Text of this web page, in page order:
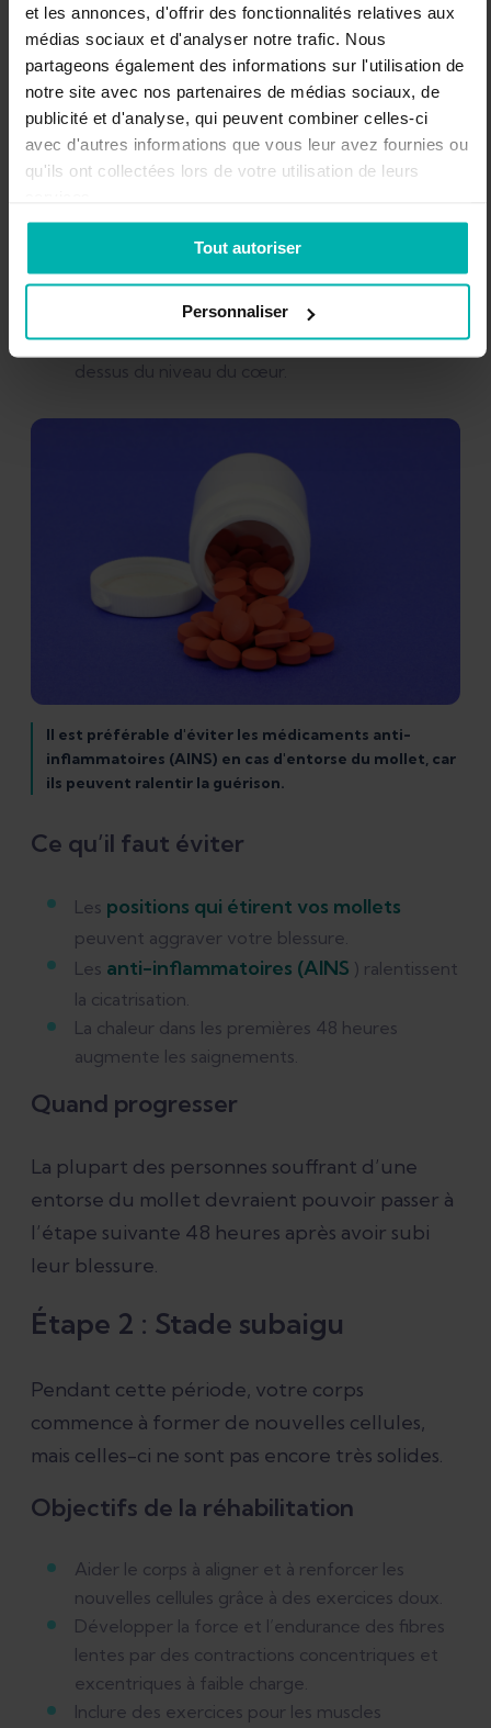
et les annonces, d'offrir des fonctionnalités relatives aux
médias sociaux et d'analyser notre trafic. Nous
partageons également des informations sur l'utilisation de
notre site avec nos partenaires de médias sociaux, de
publicité et d'analyse, qui peuvent combiner celles-ci
avec d'autres informations que vous leur avez fournies ou
qu'ils ont collectées lors de votre utilisation de leurs
Tout autoriser
Personnaliser
régime PRICE
Protection : protégez vos muscles, arrêtez
toute activité qui cause de la douleur
Repos : donnez à votre blessure le temps de
se reposer.
concernée pendant 10 minutes d’affilée (pas
Compression: utilisez un bandage de
compression pour contrôler l’enflure.
Élévation: surélevez la zone blessée au-
dessus du niveau du cœur.
Il est préférable d'éviter les médicaments anti-
inflammatoires (AINS) en cas d'entorse du mollet, car
ils peuvent ralentir la guérison.
Ce qu’il faut éviter
Les positions qui étirent vos mollets
peuvent aggraver votre blessure.
Les anti-inflammatoires (AINS ) ralentissent
la cicatrisation.
La chaleur dans les premières 48 heures
augmente les saignements.
Quand progresser
La plupart des personnes souffrant d’une
entorse du mollet devraient pouvoir passer à
l’étape suivante 48 heures après avoir subi
leur blessure.
Étape 2 : Stade subaigu
Pendant cette période, votre corps
commence à former de nouvelles cellules,
mais celles-ci ne sont pas encore très solides.
Objectifs de la réhabilitation
Aider le corps à aligner et à renforcer les
nouvelles cellules grâce à des exercices doux.
Développer la force et l’endurance des fibres
lentes par des contractions concentriques et
excentriques à faible charge.
Inclure des exercices pour les muscles